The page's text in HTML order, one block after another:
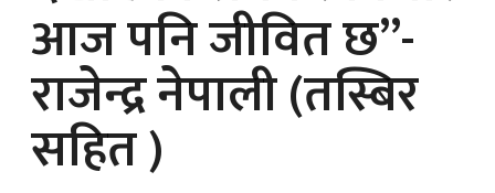
समाचार
आज पनि जीवित छ”-
राजेन्द्र नेपाली (तस्बिर
सहित )